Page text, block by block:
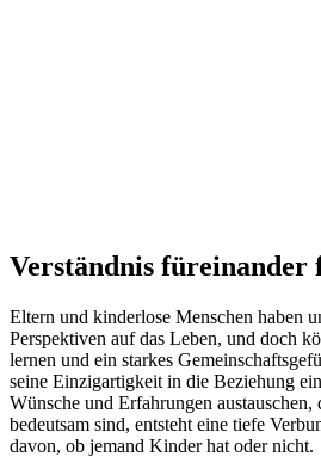
Verständnis füreinander
Eltern und kinderlose Menschen haben
Perspektiven auf das Leben, und doch
lernen und ein starkes
seine Einzigartigkeit in die Beziehung
Wünsche und Erfahrungen
bedeutsam sind, entsteht eine tiefe
davon, ob jemand Kinder hat oder nicht.